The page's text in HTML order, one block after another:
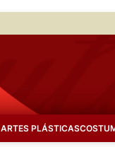
PLÁSTICAS